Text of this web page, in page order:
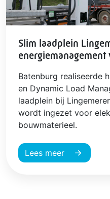
Slim laadplein
energiemanagement
Batenburg realiseerde
en Dynamic Load
laadplein bij
wordt ingezet voor
bouwmaterieel.
Lees meer